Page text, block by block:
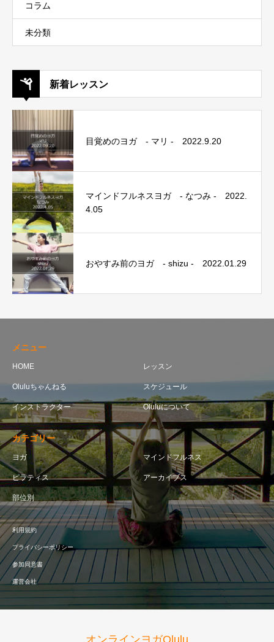
コラム
未分類
新着レッスン
目覚めのヨガ - マリ - 2022.9.20
マインドフルネスヨガ - なつみ - 2022.
4.05
おやすみ前のヨガ - shizu - 2022.01.29
メニュー
HOME レッスン
Oluluちゃんねる スケジュール
インストラクター Oluluについて
カテゴリー
ヨガ マインドフルネス
ピラティス アーカイブス
部位別
利用規約
プライバシーポリシー
参加同意書
運営会社
オンラインヨガOlulu